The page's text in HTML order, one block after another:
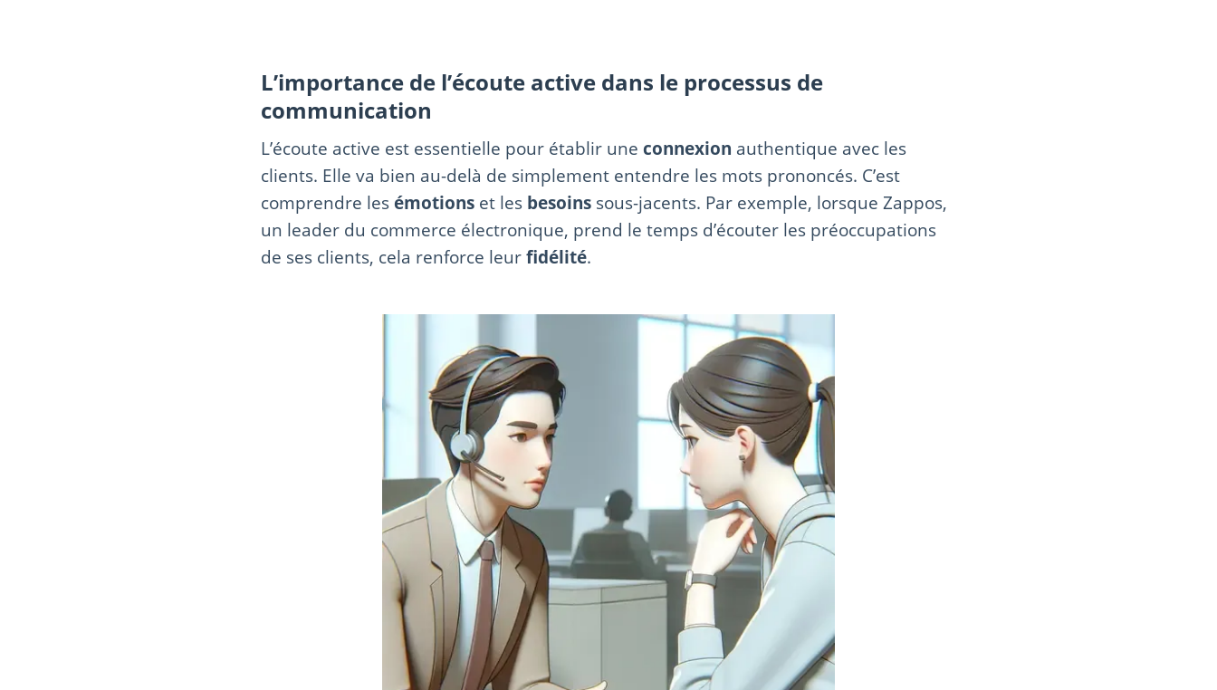
L’importance de l’écoute active dans le processus de
communication
L’écoute active est essentielle pour établir une connexion authentique avec les
clients. Elle va bien au-delà de simplement entendre les mots prononcés. C’est
comprendre lesémotions et les besoins sous-jacents. Par exemple, lorsque Zappos,
un leader du commerce électronique, prend le temps d’écouter les préoccupations
de ses clients, cela renforce leurfidélité.